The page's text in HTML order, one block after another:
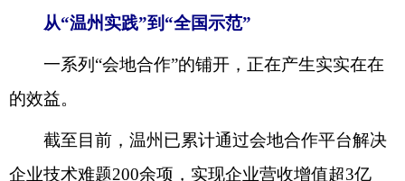
从“温州实践”到“全国示范”
一系列“会地合作”的铺开，正在产生实实在在
的效益。
截至目前，温州已累计通过会地合作平台解决
企业技术难题200余项，实现企业营收增值超3亿